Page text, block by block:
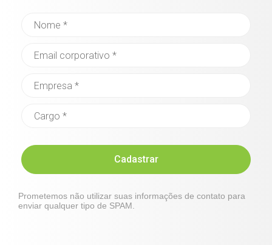
Cadastrar
Prometemos não utilizar suas informações de contato para
enviar qualquer tipo de SPAM.